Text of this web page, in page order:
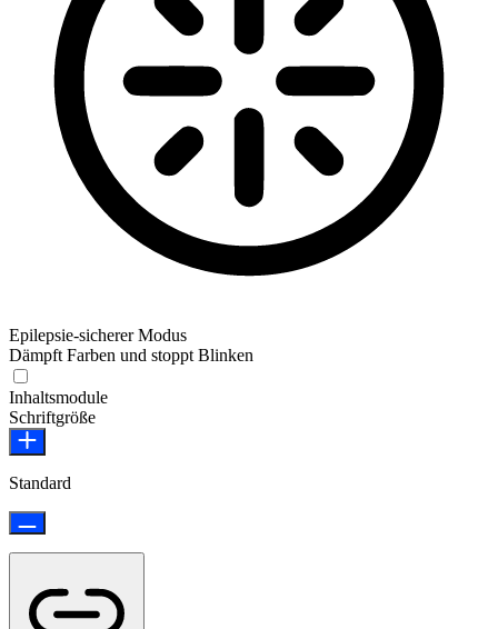
Epilepsie-sicherer Modus
Dämpft Farben und stoppt Blinken
Inhaltsmodule
Schriftgröße
Standard